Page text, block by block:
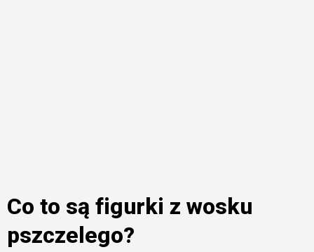
Co to są figurki z wosku
pszczelego?